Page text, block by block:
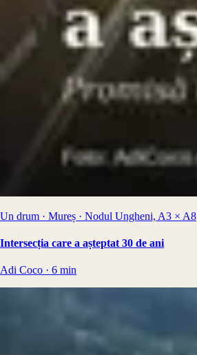
Un drum · Mureș · Nodul Ungheni, A3 × A8
Intersecția care a așteptat 30 de ani
Adi Coco · 6 min